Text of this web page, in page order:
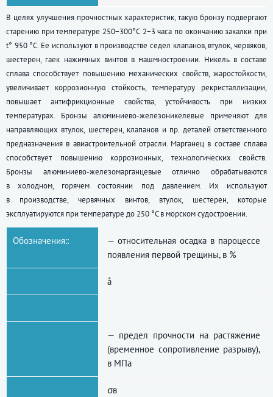
В целях улучшения прочностных характеристик, такую бронзу подвергают
старению при температуре 250−300°С 2−3 часа по окончанию закалки при
t° 950 °C. Ее используют в производстве седел клапанов, втулок, червяков,
шестерен, гаек нажимных винтов в машмностроении. Никель в составе
сплава способствует повышению механических свойств, жаростойкости,
увеличивает коррозионную стойкость, температуру рекристаллизации,
повышает антифрикционные свойства, устойчивость при низких
температурах. Бронзы алюминиево-железоникелевые применяют для
направляющих втулок, шестерен, клапанов и пр. деталей ответственного
предназначения в авиастроительной отрасли. Марганец в составе сплава
способствует повышению коррозионных, технологических свойств.
Бронзы алюминиево-железомарганцевые отлично обрабатываются
в холодном, горячем состоянии под давлением. Их используют
в производстве, червячных винтов, втулок, шестерен, которые
эксплуатируются при температуре до 250 °C в морском судостроении.
Обозначения::
— относительная осадка в пароцессе
появления первой трещины, в %
å
— предел прочности на растяжение
(временное сопротивление разрыву),
в МПа
σв